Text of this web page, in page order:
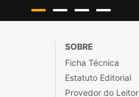
SOBRE
Ficha Técnica
Estatuto Editorial
Provedor do Leitor